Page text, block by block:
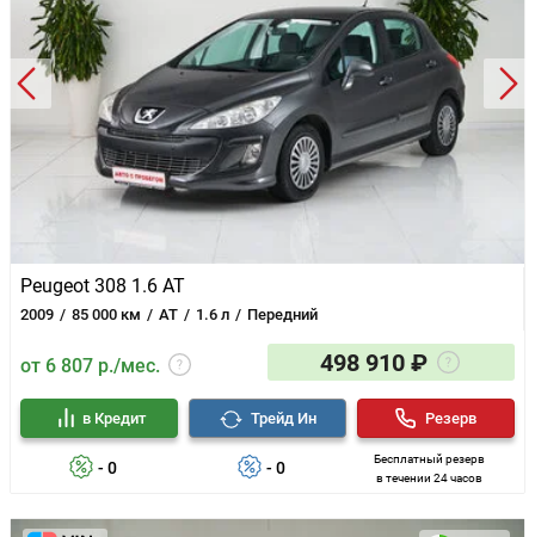
Peugeot 308 1.6 AT
2009 85 000 км AT 1.6 л Передний
от 6 807 р./мес. 498 910 ₽
- 0
в Кредит
- 0
Трейд Ин
Бесплатный резерв
в течении 24 часов
Резерв